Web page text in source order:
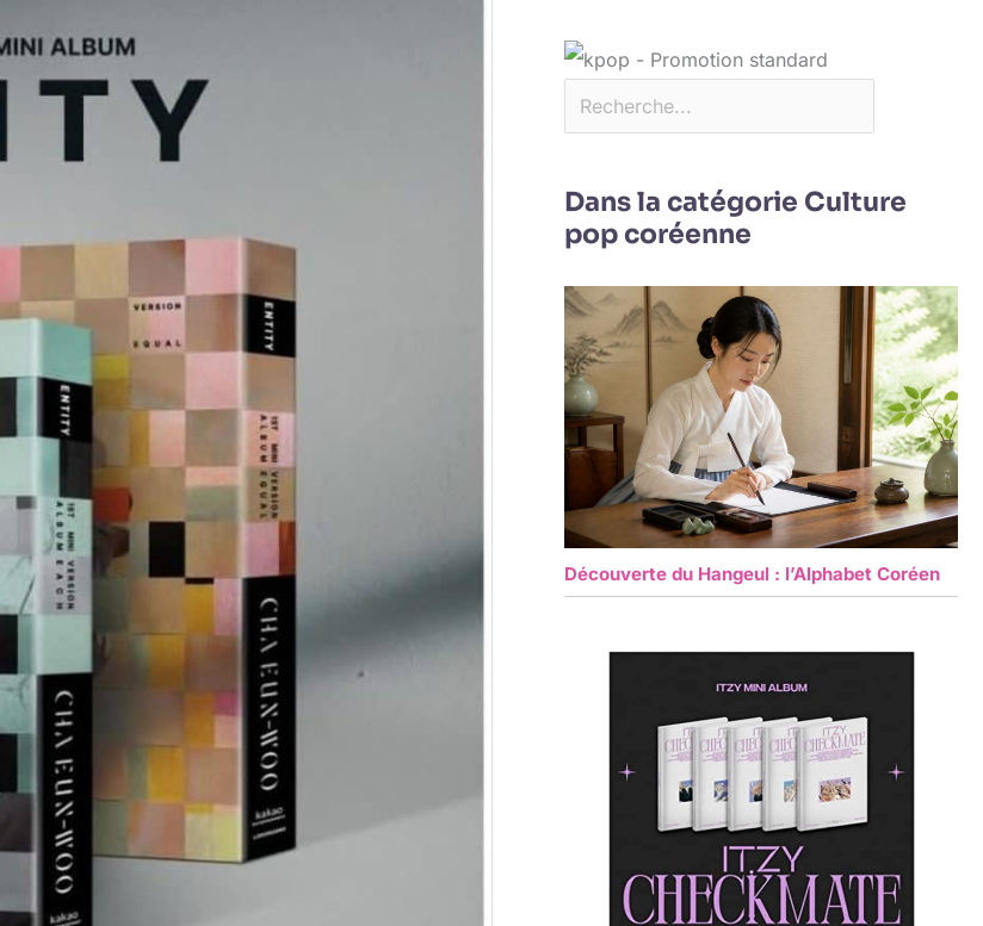
Dans la catégorie Culture
pop coréenne
Découverte du Hangeul : l’Alphabet Coréen